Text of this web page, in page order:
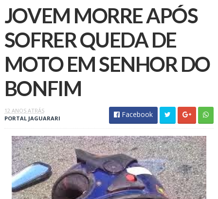
JOVEM MORRE APÓS
SOFRER QUEDA DE
MOTO EM SENHOR DO
BONFIM
12 ANOS ATRÁS
PORTAL JAGUARARI
Facebook